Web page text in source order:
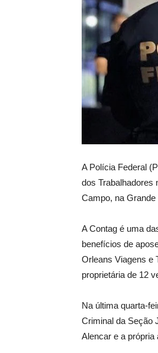
A Polícia Federal
dos Trabalhadores
Campo, na Grande
A Contag é uma
benefícios de
Orleans Viagens e
proprietária de 12
Na última quarta-
Criminal da Seção
Alencar e a própria